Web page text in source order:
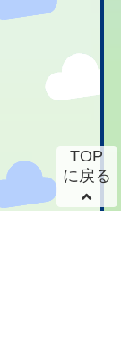
TOP
に戻る